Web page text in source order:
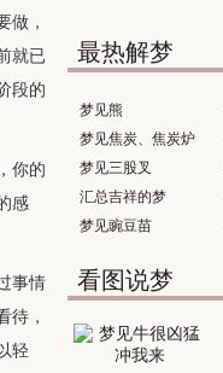
做，
就已
段的
你的
感
事情
待，
轻
最热解梦
梦见熊
梦见焦炭、焦炭炉
梦见三股叉
汇总吉祥的梦
梦见豌豆苗
看图说梦